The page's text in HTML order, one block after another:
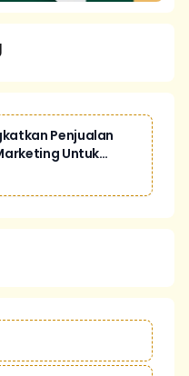
Penjualan
Untuk
Kompetitif